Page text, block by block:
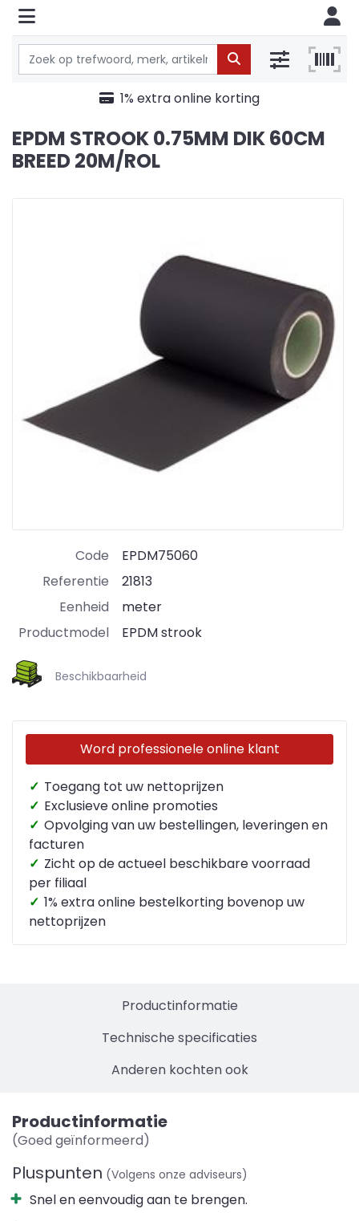
1% extra online korting
EPDM STROOK 0.75MM DIK 60CM
BREED 20M/ROL
Code
EPDM75060
Referentie
21813
Eenheid
meter
Productmodel
EPDM strook
Beschikbaarheid
Word professionele online klant
✓ Toegang tot uw nettoprijzen
✓ Exclusieve online promoties
✓ Opvolging van uw bestellingen, leveringen en
facturen
✓ Zicht op de actueel beschikbare voorraad
per filiaal
✓ 1% extra online bestelkorting bovenop uw
nettoprijzen
Productinformatie
Technische specificaties
Anderen kochten ook
Productinformatie
(Goed geïnformeerd)
Pluspunten (Volgens onze adviseurs)
Snel en eenvoudig aan te brengen.